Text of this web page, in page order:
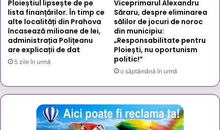
Ploieștiul lipsește de pe
lista finanțărilor. În timp ce
alte localități din Prahova
încasează milioane de lei,
administrația Polițeanu
are explicații de dat
5 zile în urmă
Viceprimarul Alexandru
Săraru, despre eliminarea
sălilor de jocuri de noroc
din municipiu:
„Responsabilitate pentru
Ploiești, nu oportunism
politic!”
o săptămână în urmă